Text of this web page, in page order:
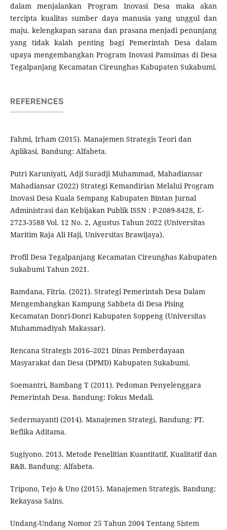
dalam menjalankan Program Inovasi Desa maka akan
tercipta kualitas sumber daya manusia yang unggul dan
maju. kelengkapan sarana dan prasana menjadi penunjang
yang tidak kalah penting bagi Pemerintah Desa dalam
upaya mengembangkan Program Inovasi Pamsimas di Desa
Tegalpanjang Kecamatan Cireunghas Kabupaten Sukabumi.
REFERENCES
Fahmi, Irham (2015). Manajemen Strategis Teori dan
Aplikasi. Bandung: Alfabeta.
Putri Karuniyati, Adji Suradji Muhammad, Mahadiansar
Mahadiansar (2022) Strategi Kemandirian Melalui Program
Inovasi Desa Kuala Sempang Kabupaten Bintan Jurnal
Administrasi dan Kebijakan Publik ISSN : P-2089-8428, E-
2723-3588 Vol. 12 No. 2, Agustus Tahun 2022 (Universitas
Maritim Raja Ali Haji, Universitas Brawijaya).
Profil Desa Tegalpanjang Kecamatan Cireunghas Kabupaten
Sukabumi Tahun 2021.
Ramdana, Fitria. (2021). Strategi Pemerintah Desa Dalam
Mengembangkan Kampung Sabbeta di Desa Pising
Kecamatan Donri-Donri Kabupaten Soppeng (Universitas
Muhammadiyah Makassar).
Rencana Strategis 2016–2021 Dinas Pemberdayaan
Masyarakat dan Desa (DPMD) Kabupaten Sukabumi.
Soemantri, Bambang T (2011). Pedoman Penyelenggara
Pemerintah Desa. Bandung: Fokus Medali.
Sedermayanti (2014). Manajemen Strategi. Bandung: PT.
Reflika Aditama.
Sugiyono. 2013. Metode Penelitian Kuantitatif, Kualitatif dan
R&B. Bandung: Alfabeta.
Tripono, Tejo & Uno (2015). Manajemen Strategis. Bandung:
Rekayasa Sains.
Undang-Undang Nomor 25 Tahun 2004 Tentang Sistem